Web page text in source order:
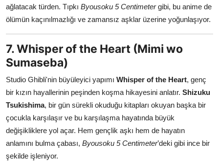
ağlatacak türden. Tıpkı Byousoku 5 Centimetergibi, bu anime de
ölümün kaçınılmazlığı ve zamansız aşklar üzerine yoğunlaşıyor.
7. Whisper of the Heart (Mimi wo
Sumaseba)
Studio Ghibli'nin büyüleyici yapımı Whisper of the Heart, genç
bir kızın hayallerinin peşinden koşma hikayesini anlatır. Shizuku
Tsukishima, bir gün sürekli okuduğu kitapları okuyan başka bir
çocukla karşılaşır ve bu karşılaşma hayatında büyük
değişikliklere yol açar. Hem gençlik aşkı hem de hayatın
anlamını bulma çabası, Byousoku 5 Centimeter’deki gibi ince bir
şekilde işleniyor.